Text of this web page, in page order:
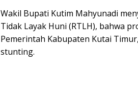
Wakil Bupati Kutim Mahyunadi
Tidak Layak Huni (RTLH), bahwa
Pemerintah Kabupaten Kutai
stunting.